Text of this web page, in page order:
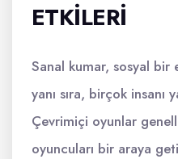
ETKILERI
Sanal kumar, sosyal bir
yanı sıra, birçok insanı
Çevrimiçi oyunlar
oyuncuları bir araya